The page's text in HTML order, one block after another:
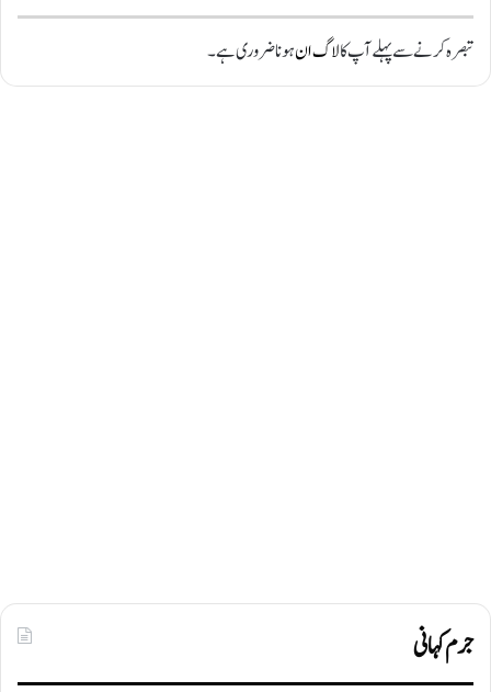
تبصرہ کرنے سے پہلے آپ کالاگ انہونا ضروری ہے۔
جرم کہانی